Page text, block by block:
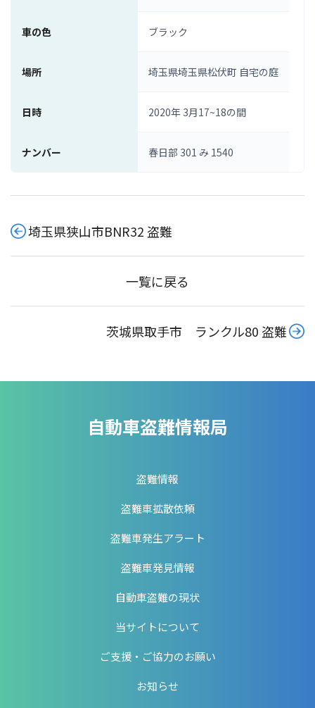
車の色 ブラック
場所 埼玉県埼玉県松伏町 自宅の庭
日時 2020年 3月17~18の間
ナンバー 春日部 301 み 1540
埼玉県狭山市BNR32 盗難
一覧に戻る
茨城県取手市 ランクル80 盗難
自動車盗難情報局
盗難情報
盗難車拡散依頼
盗難車発生アラート
盗難車発見情報
自動車盗難の現状
当サイトについて
ご支援・ご協力のお願い
お知らせ